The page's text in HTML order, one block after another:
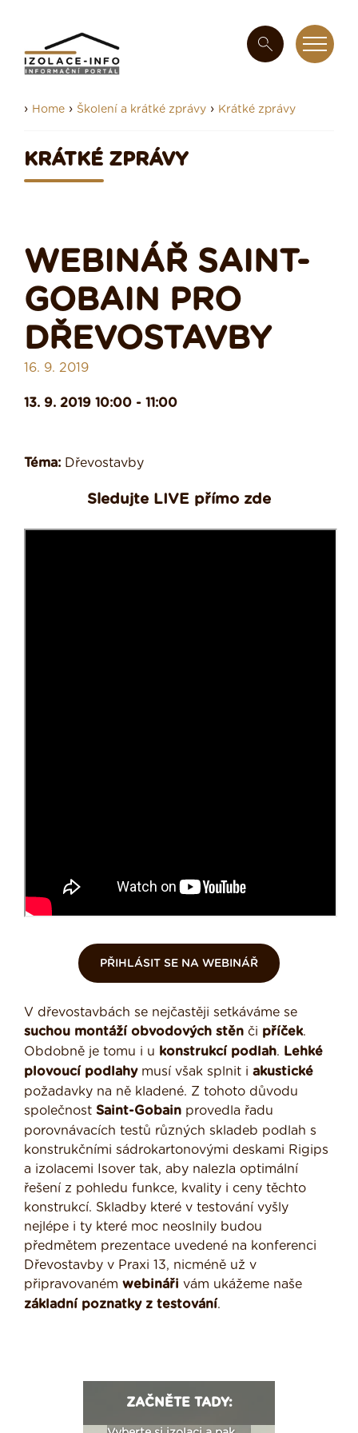
› Home › Školení a krátké zprávy › Krátké zprávy
KRÁTKÉ ZPRÁVY
WEBINÁŘ SAINT-
GOBAIN PRO
DŘEVOSTAVBY
16. 9. 2019
13. 9. 2019 10:00 - 11:00
Téma: Dřevostavby
Sledujte LIVE přímo zde
PŘIHLÁSIT SE NA WEBINÁŘ
V dřevostavbách se nejčastěji setkáváme se
suchou montáží obvodových stěn či příček.
Obdobně je tomu i u konstrukcí podlah. Lehké
plovoucí podlahymusí však splnit i akustické
požadavky na ně kladené. Z tohoto důvodu
společnost Saint-Gobain provedla řadu
porovnávacích testů různých skladeb podlah s
konstrukčními sádrokartonovými deskami Rigips
a izolacemi Isover tak, aby nalezla optimální
řešení z pohledu funkce, kvality i ceny těchto
konstrukcí. Skladby které v testování vyšly
nejlépe i ty které moc neoslnily budou
předmětem prezentace uvedené na konferenci
Dřevostavby v Praxi 13, nicméně už v
připravovaném webináři vám ukážeme naše
základní poznatky z testování.
ZAČNĚTE TADY: